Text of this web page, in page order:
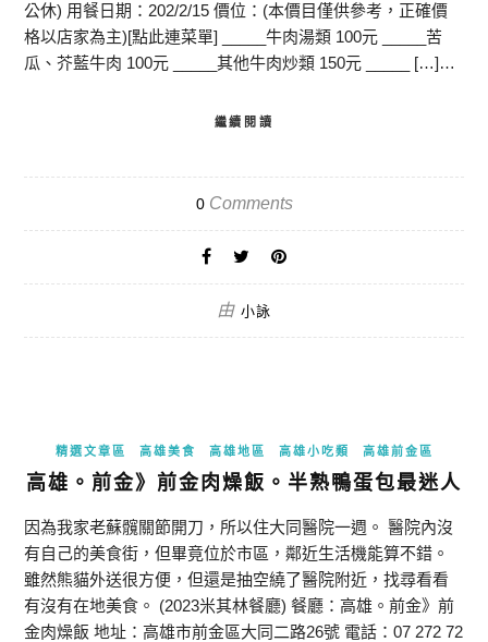
公休) 用餐日期：202/2/15 價位：(本價目僅供參考，正確價
格以店家為主)[點此連菜單] _____牛肉湯類 100元 _____苦
瓜、芥藍牛肉 100元 _____其他牛肉炒類 150元 _____ […]…
繼續閱讀
0Comments
由 小詠
精選文章區 高雄美食 高雄地區 高雄小吃類 高雄前金區
高雄。前金》前金肉燥飯。半熟鴨蛋包最迷人
因為我家老蘇髖關節開刀，所以住大同醫院一週。 醫院內沒
有自己的美食街，但畢竟位於市區，鄰近生活機能算不錯。
雖然熊貓外送很方便，但還是抽空繞了醫院附近，找尋看看
有沒有在地美食。 (2023米其林餐廳) 餐廳：高雄。前金》前
金肉燥飯 地址：高雄市前金區大同二路26號 電話：07 272 72